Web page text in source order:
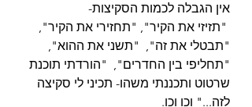
אין הגבלה לכמות הסקיצות-
"תזיזי את הקיר", "תחזירי את הקיר",
"תבטלי את זה",  "תשני את ההוא",
"תחליפי בין החדרים",  "הורדתי תוכנת
שרטוט ותכננתי משהו- תכיני לי סקיצה
לזה..." וכו וכו.